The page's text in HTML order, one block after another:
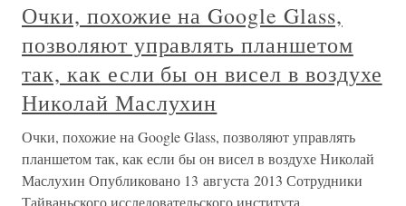
Очки, похожие на Google Glass,
позволяют управлять планшетом
так, как если бы он висел в воздухе
Николай Маслухин
Очки, похожие на Google Glass, позволяют управлять
планшетом так, как если бы он висел в воздухе Николай
Маслухин Опубликовано 13 августа 2013 Сотрудники